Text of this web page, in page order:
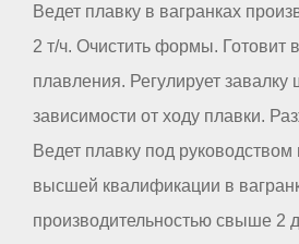
Ведет плавку в вагранках
2 т/ч. Очистить формы. Готовит
плавления. Регулирует
зависимости от ходу плавки.
Ведет плавку под
высшей квалификации в
производительностью свыше 2